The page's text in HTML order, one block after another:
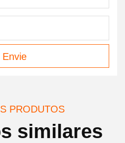
Envie
PRODUTOS
similares